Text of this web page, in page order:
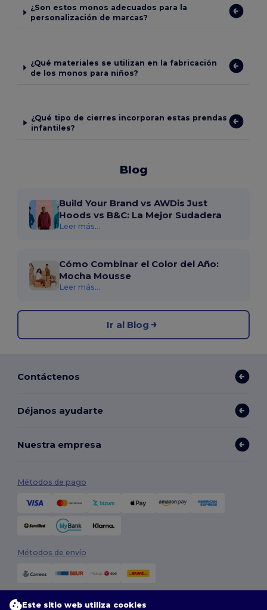
¿Son estos monos adecuados para la
personalización de marcas?
¿Qué materiales se utilizan en la fabricación
de los monos para niños?
¿Qué tipo de cierres incorporan estas prendas
infantiles?
Blog
Build Your Brand vs AWDis Just
Hoods vs B&C: La Mejor Sudadera
Leer más...
Cómo Combinar el Color del Año:
Mocha Mousse
Leer más...
Ir al Blog
Contáctenos
Déjanos ayudarte
Nuestra empresa
Métodos de pago
Métodos de envío
Este sitio web utiliza cookies